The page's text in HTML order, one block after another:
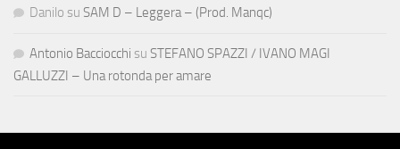
Danilo su SAM D – Leggera – (Prod. Manqc)
Antonio Bacciocchi su STEFANO SPAZZI / IVANO MAGI
GALLUZZI – Una rotonda per amare